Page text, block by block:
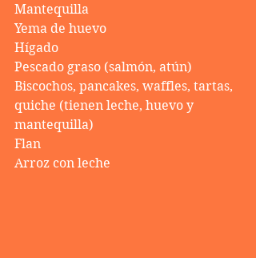
Mantequilla
Yema de huevo
Hígado
Pescado graso (salmón, atún)
Biscochos, pancakes, waffles, tartas,
quiche (tienen leche, huevo y
mantequilla)
Flan
Arroz con leche